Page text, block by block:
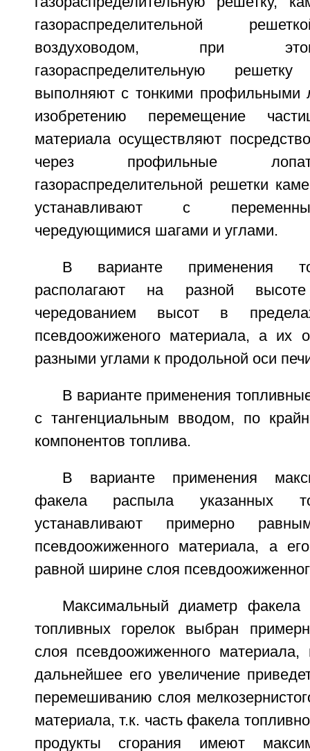
газораспределительной
воздуховодом, при
газораспределительную
выполняют с тонкими профильными
изобретению перемещение
материала осуществляют
через профильные
газораспределительной решетки
устанавливают с
чередующимися шагами и углами.
В варианте применения
располагают на разной
чередованием высот в
псевдоожиженого материала, а их
разными углами к продольной оси
В варианте применения
с тангенциальным вводом, по
компонентов топлива.
В варианте применения
факела распыла указанных
устанавливают примерно
псевдоожиженного материала, а
равной ширине слоя
Максимальный диаметр факела
топливных горелок выбран
слоя псевдоожиженного материала,
дальнейшее его увеличение
перемешиванию слоя
материала, т.к. часть факела
продукты сгорания имеют